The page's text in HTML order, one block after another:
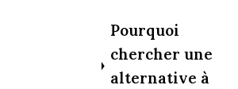
Pourquoi
chercher une
alternative à